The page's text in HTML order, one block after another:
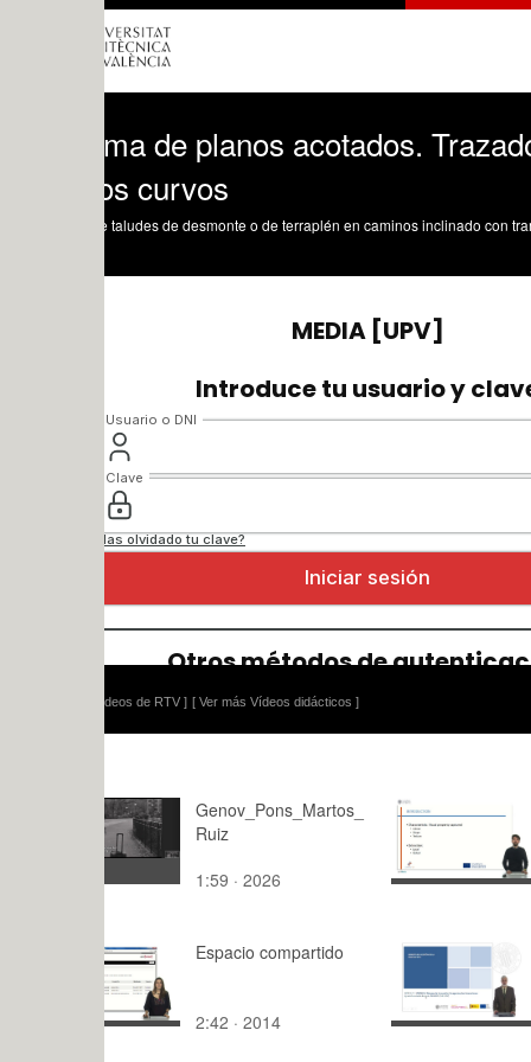
de planos acotados. Trazado de
curvos
[ Ver más Vídeos didácticos ]
Genov_Pons_Martos_
Ruiz
1:59 · 2026
analysis.
4:27 · 2018
Espacio compartido
2:42 · 2014
Unidad 4.
agentes y
10:24 ·